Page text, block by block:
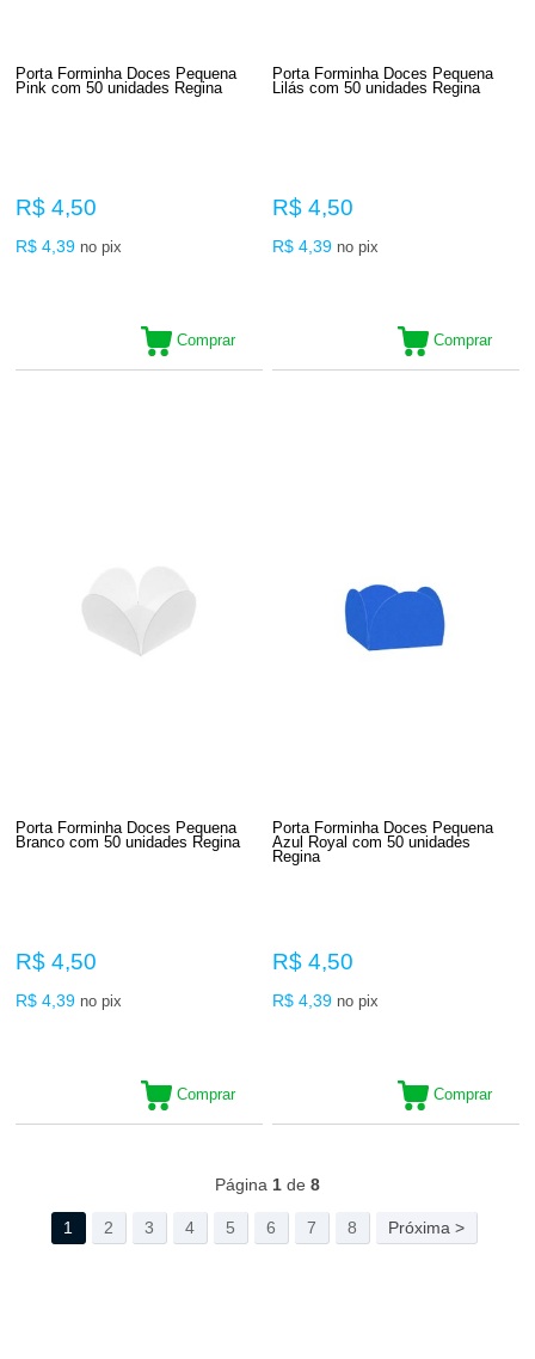
Porta Forminha Doces Pequena
Pink com 50 unidades Regina
R$ 4,50
R$ 4,39 no pix
Comprar
Porta Forminha Doces Pequena
Lilás com 50 unidades Regina
R$ 4,50
R$ 4,39 no pix
Comprar
Porta Forminha Doces Pequena
Branco com 50 unidades Regina
R$ 4,50
R$ 4,39 no pix
Comprar
Porta Forminha Doces Pequena
Azul Royal com 50 unidades
Regina
R$ 4,50
R$ 4,39 no pix
Comprar
Página 1de 8
1 2 3 4 5 6 7 8 Próxima >